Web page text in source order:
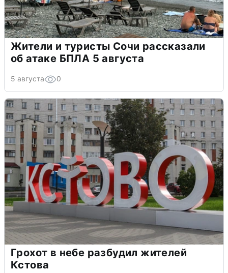
Жители и туристы Сочи рассказали
об атаке БПЛА 5 августа
5 августа 0
Грохот в небе разбудил жителей
Кстова